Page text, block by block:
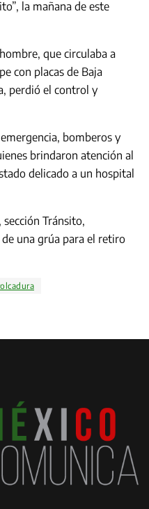
la mañana de este
que circulaba a
con placas de Baja
perdió el control y
bomberos y
brindaron atención al
delicado a un hospital
Tránsito,
una grúa para el retiro